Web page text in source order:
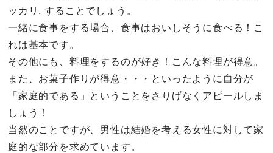
ッカリ…することでしょう。
一緒に食事をする場合、食事はおいしそうに食べる！こ
れは基本です。
その他にも、料理をするのが好き！こんな料理が得意。
また、お菓子作りが得意・・・といったように自分が
「家庭的である」ということをさりげなくアピールしま
しょう！
当然のことですが、男性は結婚を考える女性に対して家
庭的な部分を求めています。